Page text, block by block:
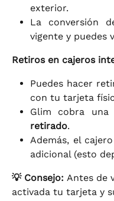
exterior.
La conversión
vigente y puedes
Retiros en cajeros
Puedes hacer
con tu tarjeta
Glim cobra
retirado.
Además, el
adicional (esto
💡 Consejo: Antes de
activada tu tarjeta y